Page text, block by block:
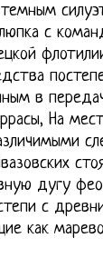
с
в
На
дугу
с
как